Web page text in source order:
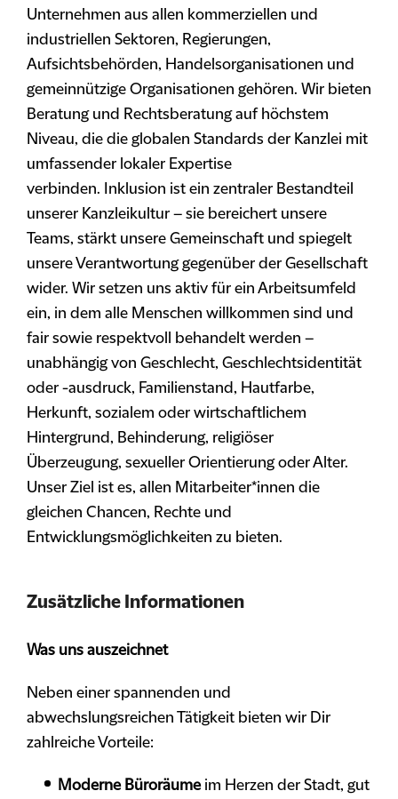
Unternehmen aus allen kommerziellen und
industriellen Sektoren, Regierungen,
Aufsichtsbehörden, Handelsorganisationen und
gemeinnützige Organisationen gehören. Wir bieten
Beratung und Rechtsberatung auf höchstem
Niveau, die die globalen Standards der Kanzlei mit
umfassender lokaler Expertise
verbinden. Inklusion ist ein zentraler Bestandteil
unserer Kanzleikultur – sie bereichert unsere
Teams, stärkt unsere Gemeinschaft und spiegelt
unsere Verantwortung gegenüber der Gesellschaft
wider. Wir setzen uns aktiv für ein Arbeitsumfeld
ein, in dem alle Menschen willkommen sind und
fair sowie respektvoll behandelt werden –
unabhängig von Geschlecht, Geschlechtsidentität
oder -ausdruck, Familienstand, Hautfarbe,
Herkunft, sozialem oder wirtschaftlichem
Hintergrund, Behinderung, religiöser
Überzeugung, sexueller Orientierung oder Alter.
Unser Ziel ist es, allen Mitarbeiter*innen die
gleichen Chancen, Rechte und
Entwicklungsmöglichkeiten zu bieten.
Zusätzliche Informationen
Was uns auszeichnet
Neben einer spannenden und
abwechslungsreichen Tätigkeit bieten wir Dir
zahlreiche Vorteile:
Moderne Büroräumeim Herzen der Stadt, gut